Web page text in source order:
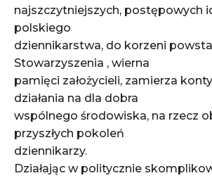
najszczytniejszych, postępowych
polskiego
dziennikarstwa, do korzeni
Stowarzyszenia , wierna
pamięci założycieli, zamierza
działania na dla dobra
wspólnego środowiska, na rzecz
przyszłych pokoleń
dziennikarzy.
Działając w politycznie